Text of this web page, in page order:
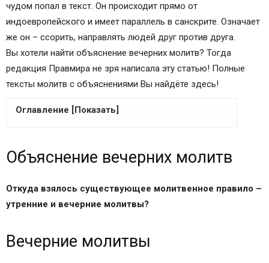
чудом попал в текст. Он происходит прямо от
индоевропейского и имеет параллель в санскрите. Означает
же он – ссорить, направлять людей друг против друга.
Вы хотели найти объяснение вечерних молитв? Тогда
редакция Правмира не зря написала эту статью! Полные
тексты молитв с объяснениями Вы найдёте здесь!
Оглавление [Показать]
Вечерние молитвы
Объяснение вечерних молитв
Откуда взялось существующее молитвенное правило –
утренние и вечерние молитвы?
Вечерние молитвы